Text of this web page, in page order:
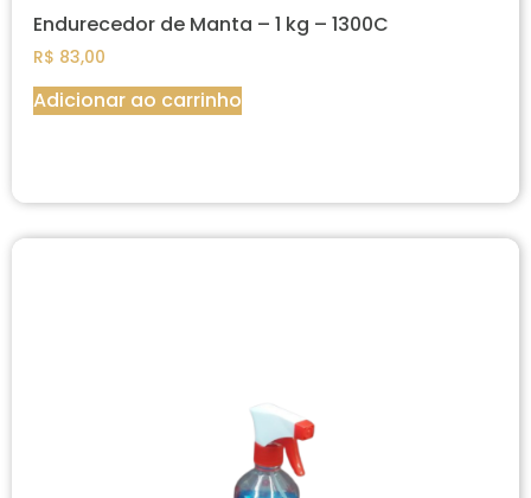
Endurecedor de Manta – 1 kg – 1300C
R$ 83,00
Adicionar ao carrinho